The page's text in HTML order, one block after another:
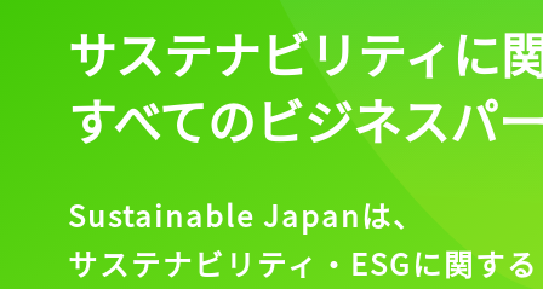
サステナビリティに
すべてのビジネスパ
Sustainable Japanは、
サステナビリティ・ESGに関する